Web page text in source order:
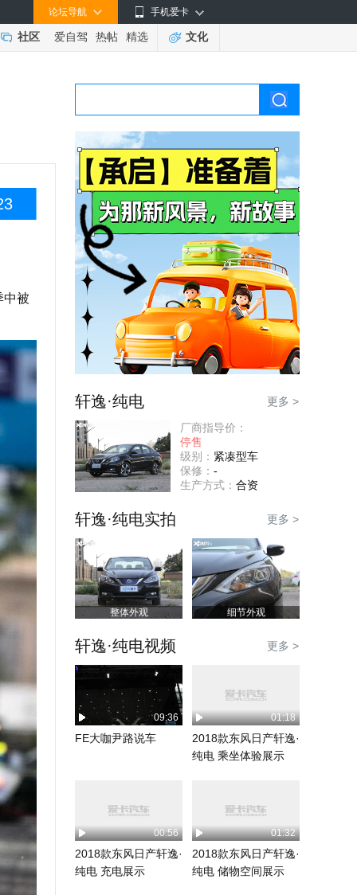
手机爱卡
论坛导航
社区 爱自驾 热帖 精选 文化
被
轩逸·纯电 更多 >
厂商指导价：
停售
级别： 紧凑型车
保修： -
生产方式： 合资
轩逸·纯电实拍 更多 >
整体外观 细节外观
轩逸·纯电视频 更多 >
09:36
FE大咖尹路说车
01:18
2018款东风日产轩逸·
纯电 乘坐体验展示
00:56
2018款东风日产轩逸·
纯电 充电展示
01:32
2018款东风日产轩逸·
纯电 储物空间展示